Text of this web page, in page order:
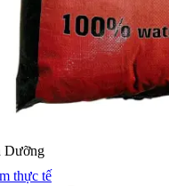
Dưỡng
thực tế